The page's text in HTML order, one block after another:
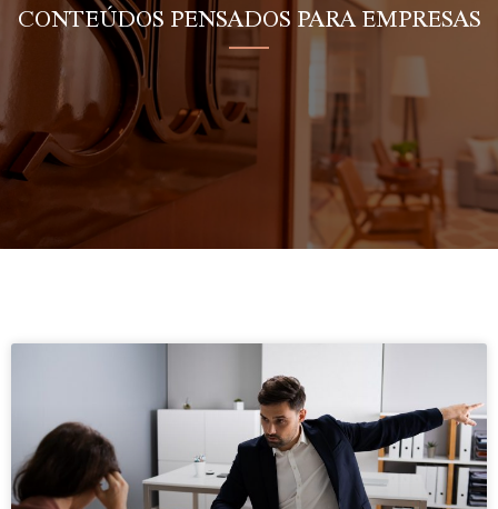
CONTEÚDOS PENSADOS PARA EMPRESAS